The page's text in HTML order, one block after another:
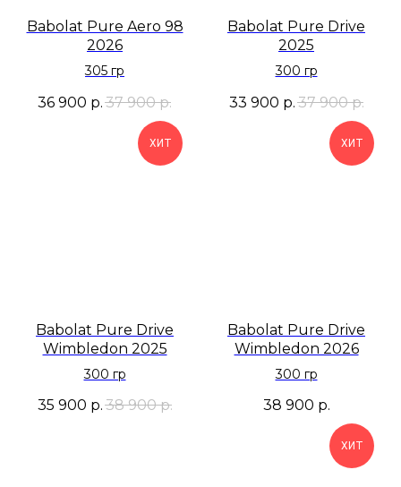
Babolat Pure Aero 98
2026
305 гр
36 900 р. 37 900 р.
Babolat Pure Drive
2025
300 гр
33 900 р.37 900 р.
ХИТ
Babolat Pure Drive
Wimbledon 2025
300 гр
35 900 р.38 900 р.
ХИТ
Babolat Pure Drive
Wimbledon 2026
300 гр
38 900 р.
ХИТ